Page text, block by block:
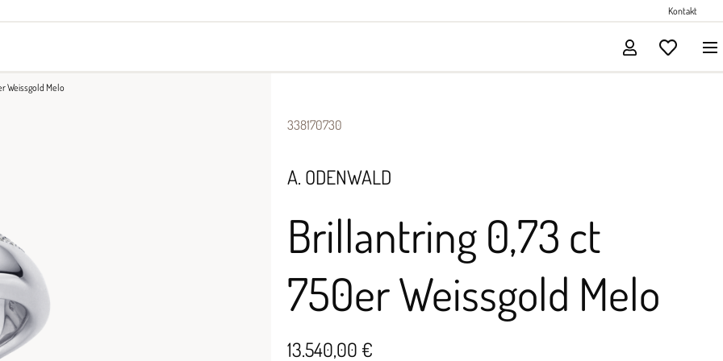
Kontakt
Weissgold Melo
338170730
A. ODENWALD
Brillantring 0,73 ct
750er Weissgold Melo
13.540,00 €